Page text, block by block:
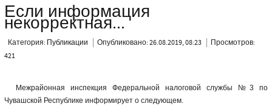
Если информация
некорректная...
Категория: Публикации Опубликовано: 26.08.2019, 08:23
Просмотров:
421
Межрайонная инспекция Федеральной налоговой службы №3 по
Чувашской Республике информирует о следующем.